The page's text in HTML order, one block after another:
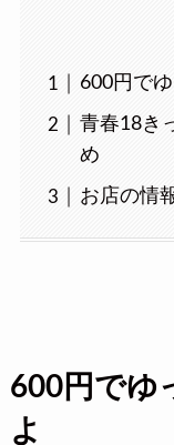
600円で
青春18き
め
お店の情
600円でゆ
よ